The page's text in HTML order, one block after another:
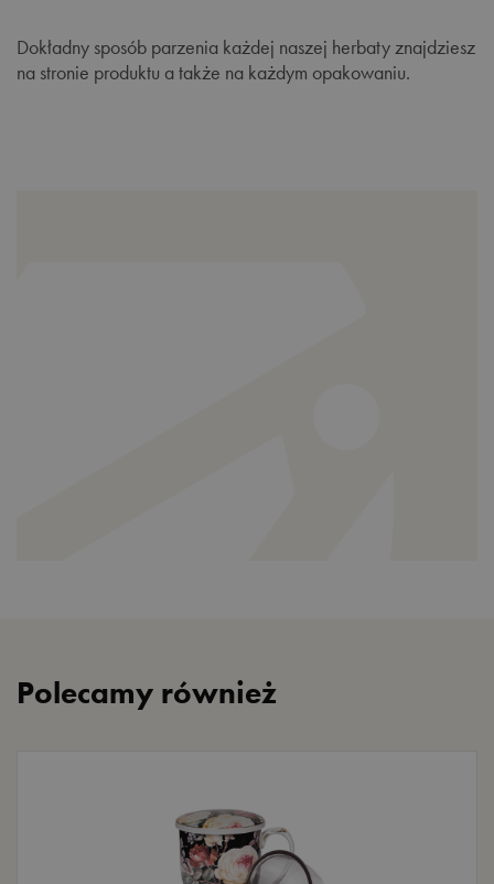
Dokładny sposób parzenia każdej naszej herbaty znajdziesz
na stronie produktu a także na każdym opakowaniu.
Polecamy również